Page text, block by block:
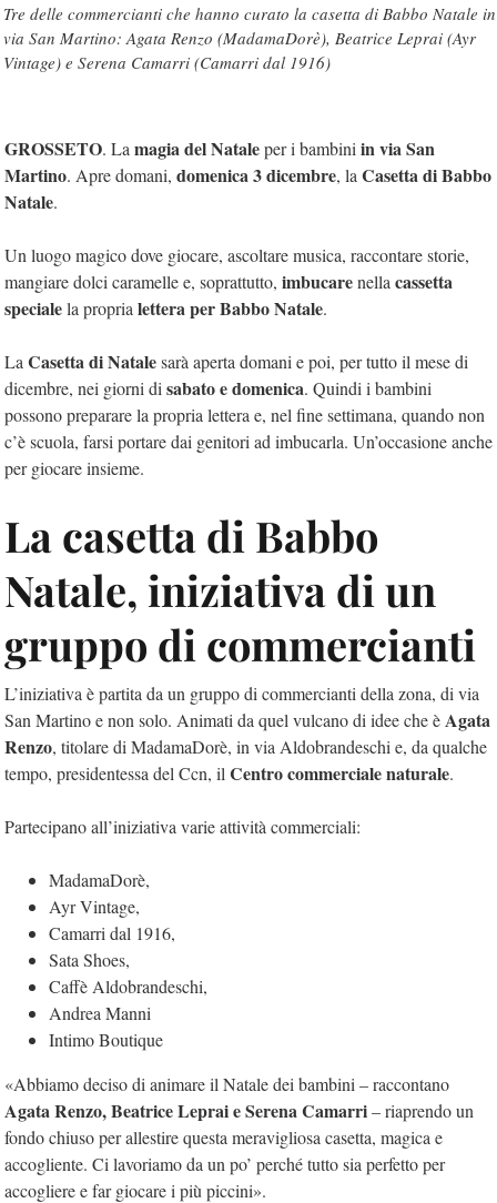
Tre delle commercianti che hanno curato la casetta di Babbo Natale in
via San Martino: Agata Renzo (MadamaDorè), Beatrice Leprai (Ayr
Vintage) e Serena Camarri (Camarri dal 1916)
GROSSETO. La magia del Nataleper i bambini in via San
Martino. Apre domani, domenica 3 dicembre, la Casetta di Babbo
Natale.
Un luogo magico dove giocare, ascoltare musica, raccontare storie,
mangiare dolci caramelle e, soprattutto, imbucarenella cassetta
specialela propria lettera per Babbo Natale.
La Casetta di Natalesarà aperta domani e poi, per tutto il mese di
dicembre, nei giorni di sabato e domenica. Quindi i bambini
possono preparare la propria lettera e, nel fine settimana, quando non
c’è scuola, farsi portare dai genitori ad imbucarla. Un’occasione anche
per giocare insieme.
La casetta di Babbo
Natale, iniziativa di un
gruppo di commercianti
L’iniziativa è partita da un gruppo di commercianti della zona, di via
San Martino e non solo. Animati da quel vulcano di idee che èAgata
Renzo, titolare di MadamaDorè, in via Aldobrandeschi e, da qualche
tempo, presidentessa del Ccn, il Centro commerciale naturale.
Partecipano all’iniziativa varie attività commerciali:
MadamaDorè,
Ayr Vintage,
Camarri dal 1916,
Sata Shoes,
Caffè Aldobrandeschi,
Andrea Manni
Intimo Boutique
«Abbiamo deciso di animare il Natale dei bambini – raccontano
Agata Renzo, Beatrice Leprai e Serena Camarri– riaprendo un
fondo chiuso per allestire questa meravigliosa casetta, magica e
accogliente. Ci lavoriamo da un po’ perché tutto sia perfetto per
accogliere e far giocare i più piccini».